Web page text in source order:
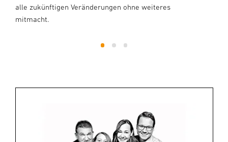
alle zukünftigen Veränderungen ohne weiteres
mitmacht.
2